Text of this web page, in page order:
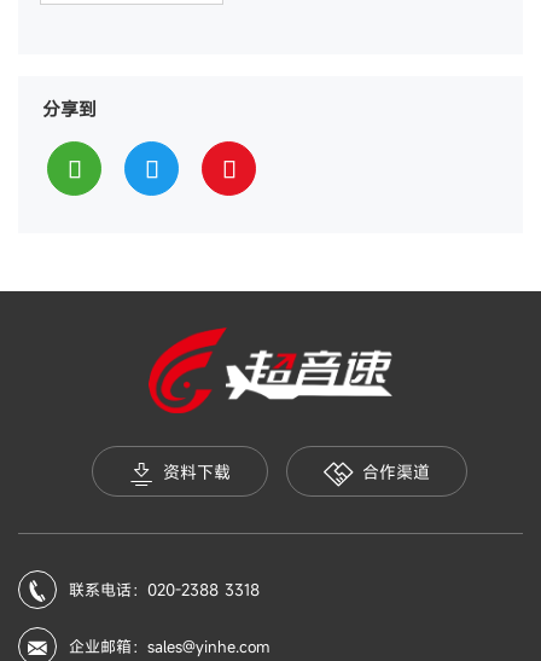
分享到
资料下载 合作渠道
联系电话：020-2388 3318
企业邮箱：sales@yinhe.com